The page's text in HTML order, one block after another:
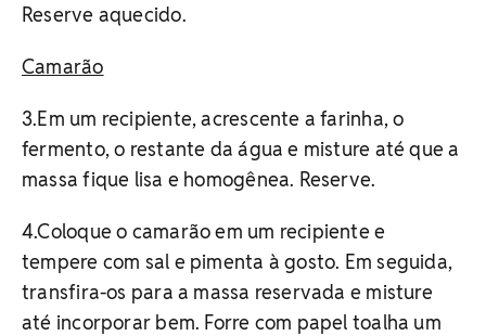
Reserve aquecido.
Camarão
3.Em um recipiente, acrescente a farinha, o
fermento, o restante da água e misture até que a
massa fique lisa e homogênea. Reserve.
4.Coloque o camarão em um recipiente e
tempere com sal e pimenta à gosto. Em seguida,
transfira-os para a massa reservada e misture
até incorporar bem. Forre com papel toalha um